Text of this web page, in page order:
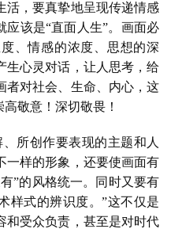
活，要真挚地呈现传递情感
应该是“直面人生”。画面必
、情感的浓度、思想的深
生心灵对话，让人思考，给
者对社会、生命、内心，这
敬意！深切敬畏！
所创作要表现的主题和人
一样的形象，还要使画面有
”的风格统一。同时又要有
式的辨识度。”这不仅是
和受众负责，甚至是对时代